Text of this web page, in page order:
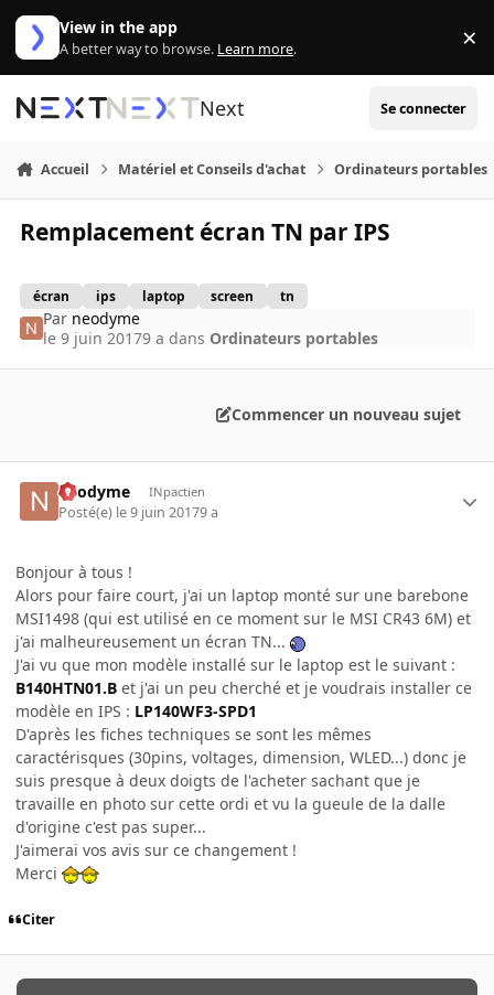
Aller au contenu
View in the app
A better way to browse. Learn more. ×
Next Se connecter
Accueil Matériel et Conseils d'achat Ordinateurs portables
Remplacement écran TN par IPS
écran ips laptop screen tn
Par neodyme
le 9 juin 20179 a dans Ordinateurs portables
Commencer un nouveau sujet
neodyme INpactien
Posté(e) le 9 juin 20179 a
Bonjour à tous !
Alors pour faire court, j'ai un laptop monté sur une barebone
MSI1498 (qui est utilisé en ce moment sur le MSI CR43 6M) et
j'ai malheureusement un écran TN...
J'ai vu que mon modèle installé sur le laptop est le suivant :
B140HTN01.B et j'ai un peu cherché et je voudrais installer ce
modèle en IPS : LP140WF3-SPD1
D'après les fiches techniques se sont les mêmes
caractérisques (30pins, voltages, dimension, WLED...) donc je
suis presque à deux doigts de l'acheter sachant que je
travaille en photo sur cette ordi et vu la gueule de la dalle
d'origine c'est pas super...
J'aimerai vos avis sur ce changement !
Merci
Citer